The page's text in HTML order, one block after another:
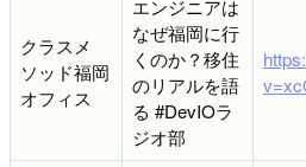
クラスメ
ソッド福岡
オフィス
エンジニアは
なぜ福岡に行
くのか？移住
のリアルを語
る #DevIOラ
ジオ部